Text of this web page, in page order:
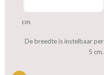
cm
De breedte is instelbaar per
5 cm.